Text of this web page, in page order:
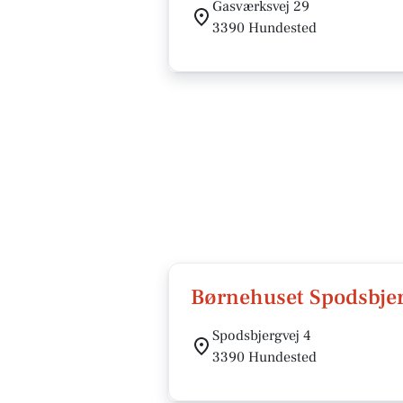
Gasværksvej 29
3390 Hundested
Børnehuset
Spodsbjergvej 4
3390 Hundested